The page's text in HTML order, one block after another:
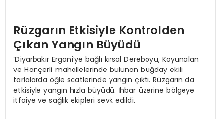
Rüzgarın Etkisiyle Kontrolden
Çıkan Yangın Büyüdü
‘Diyarbakır Ergani’ye bağlı kırsal Dereboyu, Koyunalan
ve Hançerli mahallelerinde bulunan buğday ekili
tarlalarda öğle saatlerinde yangın çıktı. Rüzgarın da
etkisiyle yangın hızla büyüdü. İhbar üzerine bölgeye
itfaiye ve sağlık ekipleri sevk edildi.